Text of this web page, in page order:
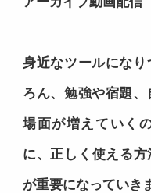
身近なツールにな
ろん、勉強や宿題
場面が増えていく
に、正しく使える
が重要になっていき